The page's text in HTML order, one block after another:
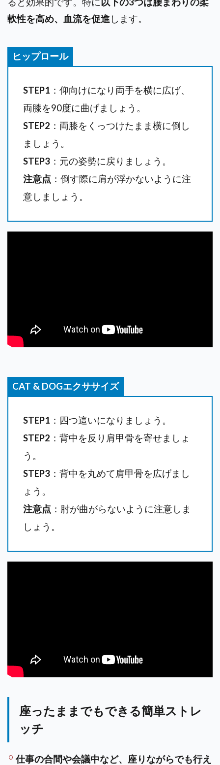
軟性を高め、血流を促進 します。
ヒップロール
STEP1 ：仰向けになり両手を横に広げ、
両膝を90度に曲げましょう。
STEP2 ：両膝をくっつけたまま横に倒し
ましょう。
STEP3 ：元の姿勢に戻りましょう。
注意点 ：倒す際に肩が浮かないように注
意しましょう。
CAT & DOGエクササイズ
STEP1 ：四つ這いになりましょう。
STEP2 ：背中を反り肩甲骨を寄せましょ
う。
STEP3 ：背中を丸めて肩甲骨を広げまし
ょう。
注意点 ：肘が曲がらないように注意しま
しょう。
座ったままでもできる簡単ストレ
ッチ
仕事の合間や会議中など、座りながらでも行え